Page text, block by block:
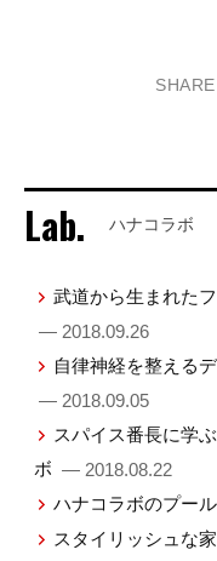
SHARE
Lab. ハナコラボ
武道から生まれた
— 2018.09.26
自律神経を整える
— 2018.09.05
スパイス番長に学
ボ — 2018.08.22
ハナコラボのプー
スタイリッシュな